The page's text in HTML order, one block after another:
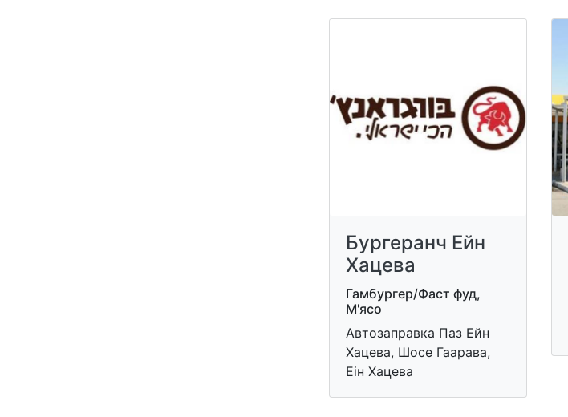
Бургеранч Ейн
Хацева
Гамбургер/Фаст фуд,
М'ясо
Автозаправка Паз Ейн
Хацева, Шосе Гаарава,
Еін Хацева